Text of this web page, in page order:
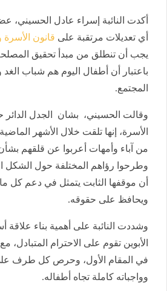
أكدت النائبة إسراء عادل الحسيني،
أي تعديلات مرتقبة على قانون
يجب أن تنطلق من مبدأ تحقيق
باعتبار أن أطفال اليوم هم شباب
المجتمع.
وقالت الحسيني، بشان الجدل الدائر
الأسرة، إنها تلقت خلال الأشهر
من آباء وأمهات أعربوا عن قلقهم بشأن
وطرحوا رؤاهم المختلفة حول الشكل
أن موقفها الثابت يتمثل في دعم كل
ويحافظ على حقوقه.
وشددت النائبة على أهمية بناء علاقة
الأبوين تقوم على الاحترام المتبادل،
في المقام الأول، وحرص كل طرف على
وواجباته كاملة تجاه أطفاله.